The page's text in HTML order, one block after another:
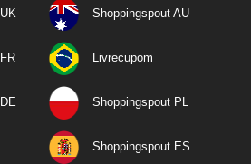
Shoppingspout AU
Livrecupom
Shoppingspout PL
Shoppingspout ES